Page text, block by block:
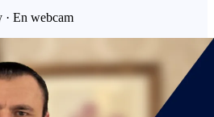
· En webcam